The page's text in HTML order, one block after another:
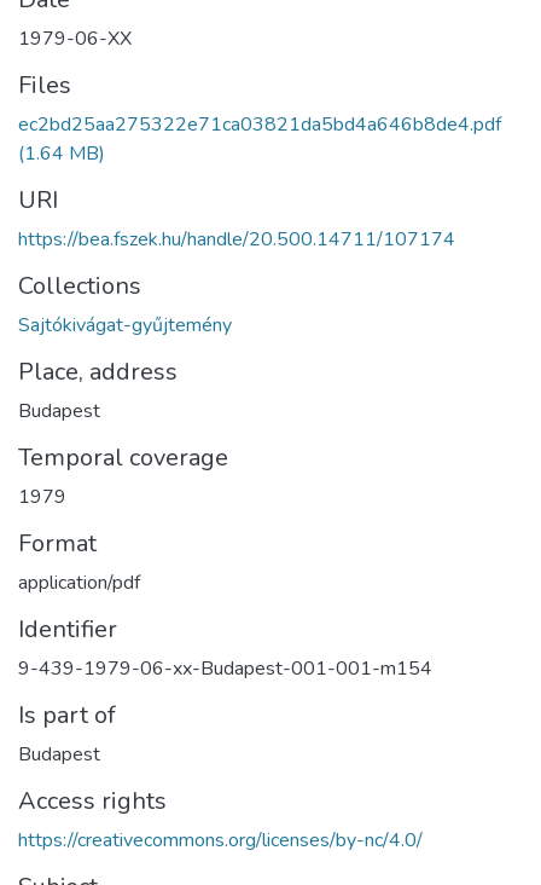
1979-06-XX
Files
ec2bd25aa275322e71ca03821da5bd4a646b8de4.pdf
(1.64 MB)
URI
https://bea.fszek.hu/handle/20.500.14711/107174
Collections
Sajtókivágat-gyűjtemény
Place, address
Budapest
Temporal coverage
1979
Format
application/pdf
Identifier
9-439-1979-06-xx-Budapest-001-001-m154
Is part of
Budapest
Access rights
https://creativecommons.org/licenses/by-nc/4.0/